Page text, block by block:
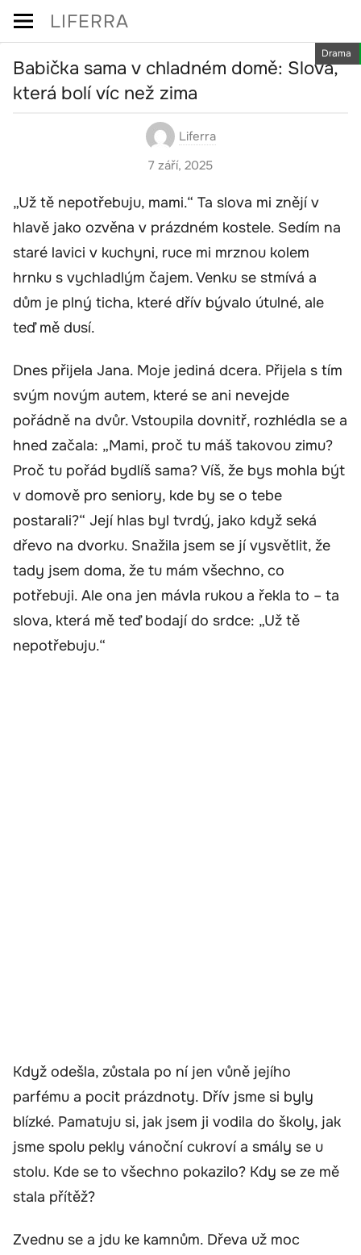
Skip
LIFERRA
Drama
Babička sama v chladném domě: Slova,
která bolí víc než zima
Liferra
7 září, 2025
„Už tě nepotřebuju, mami.“ Ta slova mi znějí v
hlavě jako ozvěna v prázdném kostele. Sedím na
staré lavici v kuchyni, ruce mi mrznou kolem
hrnku s vychladlým čajem. Venku se stmívá a
dům je plný ticha, které dřív bývalo útulné, ale
teď mě dusí.
Dnes přijela Jana. Moje jediná dcera. Přijela s tím
svým novým autem, které se ani nevejde
pořádně na dvůr. Vstoupila dovnitř, rozhlédla se a
hned začala: „Mami, proč tu máš takovou zimu?
Proč tu pořád bydlíš sama? Víš, že bys mohla být
v domově pro seniory, kde by se o tebe
postarali?“ Její hlas byl tvrdý, jako když seká
dřevo na dvorku. Snažila jsem se jí vysvětlit, že
tady jsem doma, že tu mám všechno, co
potřebuji. Ale ona jen mávla rukou a řekla to – ta
slova, která mě teď bodají do srdce: „Už tě
nepotřebuju.“
Když odešla, zůstala po ní jen vůně jejího
parfému a pocit prázdnoty. Dřív jsme si byly
blízké. Pamatuju si, jak jsem ji vodila do školy, jak
jsme spolu pekly vánoční cukroví a smály se u
stolu. Kde se to všechno pokazilo? Kdy se ze mě
stala přítěž?
Zvednu se a jdu ke kamnům. Dřeva už moc